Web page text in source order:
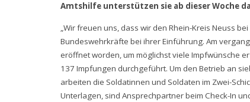
Amtshilfe unterstützen sie ab dieser Woche
„Wir freuen uns, dass wir den Rhein-Kreis Neuss
Bundeswehrkräfte bei ihrer Einführung. Am
eröffnet worden, um möglichst viele Impfwünsche
137 Impfungen durchgeführt. Um den Betrieb an
arbeiten die Soldatinnen und Soldaten im Zwei-
Unterlagen, sind Ansprechpartner beim Check-In